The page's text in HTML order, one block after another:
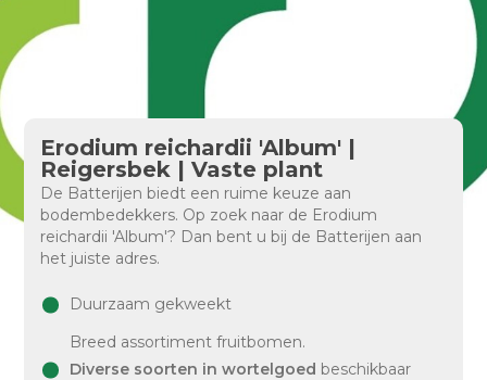
Erodium reichardii 'Album' |
Reigersbek | Vaste plant
De Batterijen biedt een ruime keuze aan
bodembedekkers. Op zoek naar de Erodium
reichardii 'Album'? Dan bent u bij de Batterijen aan
het juiste adres.
Duurzaam gekweekt
Breed assortiment fruitbomen.
Diverse soorten in wortelgoed beschikbaar